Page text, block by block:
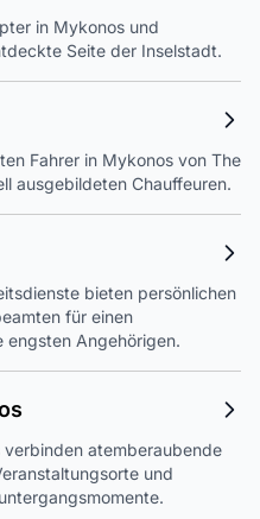
in Mykonos und
Seite der Inselstadt.
Fahrer in Mykonos von The
ausgebildeten Chauffeuren.
bieten persönlichen
für einen
engsten Angehörigen.
atemberaubende
und